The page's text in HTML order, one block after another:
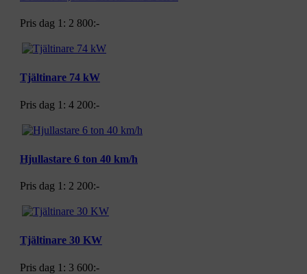
Pris dag 1: 2 800:-
Tjältinare 74 kW
Pris dag 1: 4 200:-
Hjullastare 6 ton 40 km/h
Pris dag 1: 2 200:-
Tjältinare 30 KW
Pris dag 1: 3 600:-